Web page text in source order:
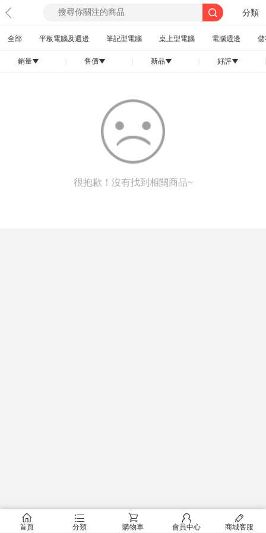
分類
全部 平板電腦及週邊 筆記型電腦 桌上型電腦 電腦週邊
銷量󰄢 售價󰄢 新品󰄢 好評󰄢
很抱歉！沒有找到相關商品~
󰂠
首頁
󰂦
分類
󰂟
購物車
󰂢
會員中心
󰄦
商城客服